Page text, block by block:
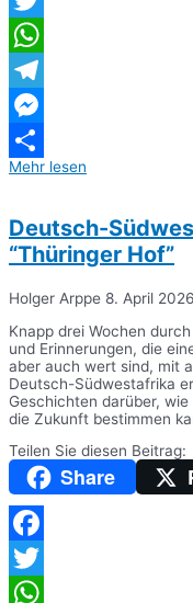
Twitter
WhatsApp
Telegram
Messenger
Teilen
Mehr lesen
Deutsch-
“Thüringer Hof”
Holger Arppe 8. April 2026
Knapp drei Wochen
und Erinnerungen, die
aber auch wert sind, mit
Deutsch-Südwestafrika
Geschichten darüber,
die Zukunft bestimmen
Teilen Sie diesen Beitrag:
Share
Facebook
Twitter